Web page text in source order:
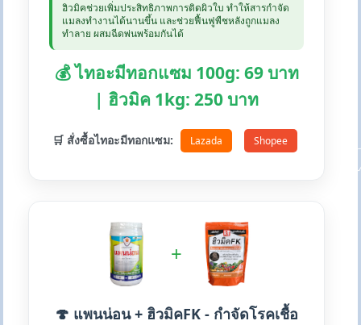
ฮิวมิคช่วยเพิ่มประสิทธิภาพการติดผิวใบ ทำให้สารกำจัด
แมลงทำงานได้นานขึ้น และช่วยฟื้นฟูพืชหลังถูกแมลง
ทำลาย ผสมฉีดพ่นพร้อมกันได้
💰 ไทอะมีทอกแซม 100g: 69 บาท
| ฮิวมิค 1kg: 250 บาท
🛒 สั่งซื้อไทอะมีทอกแซม: Lazada Shopee
+
🍄 แพนน่อน + ฮิวมิคFK - กำจัดโรคเชื้อ